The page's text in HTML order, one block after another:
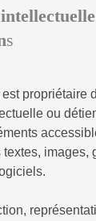
s
est propriétaire
ou
textes, images,